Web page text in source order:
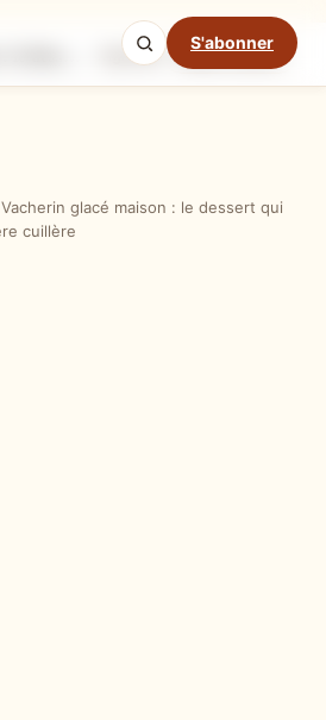
S'abonner
Ingrédients Étapes
Mode cuisine
Vacherin glacé maison : le dessert qui
cuillère